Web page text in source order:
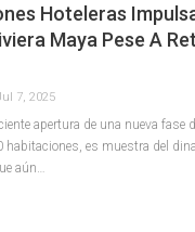
Hoteleras
Maya Pese A
7, 2025
apertura de una nueva fase
habitaciones, es muestra del
aún…